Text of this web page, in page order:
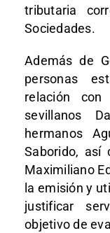
tributaria
Sociedades.
Además de
personas
relación
sevillanos
hermanos
Saborido, así
Maximiliano
la emisión y
justificar
objetivo de